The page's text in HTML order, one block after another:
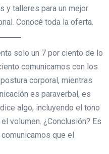
y talleres para un mejor
Conocé toda la oferta.
solo un 7 por ciento de lo
comunicamos con los
corporal, mientras
es paraverbal, es
algo, incluyendo el tono
volumen. ¿Conclusión? Es
que el